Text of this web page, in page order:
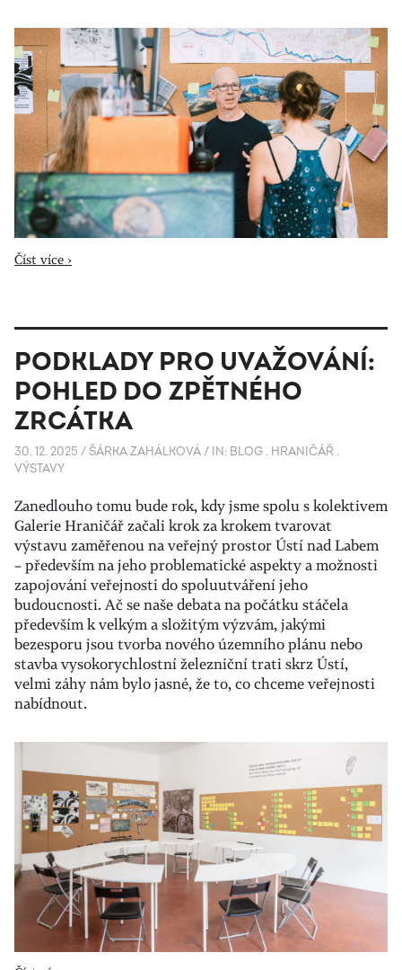
Číst více ›
PODKLADY PRO UVAŽOVÁNÍ:
POHLED DO ZPĚTNÉHO
ZRCÁTKA
30. 12. 2025 /ŠÁRKA ZAHÁLKOVÁ/ IN: BLOG . HRANIČÁŘ .
VÝSTAVY
Zanedlouho tomu bude rok, kdy jsme spolu s kolektivem
Galerie Hraničář začali krok za krokem tvarovat
výstavu zaměřenou na veřejný prostor Ústí nad Labem
– především na jeho problematické aspekty a možnosti
zapojování veřejnosti do spoluutváření jeho
budoucnosti. Ač se naše debata na počátku stáčela
především k velkým a složitým výzvám, jakými
bezesporu jsou tvorba nového územního plánu nebo
stavba vysokorychlostní železniční trati skrz Ústí,
velmi záhy nám bylo jasné, že to, co chceme veřejnosti
nabídnout.